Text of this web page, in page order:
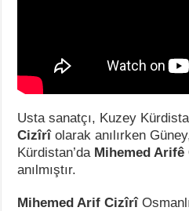
Usta sanatçı, Kuzey
Cizîrîolarak anılırken
Kürdistan’da Mihemed Arifê
anılmıştır.
Mihemed Arif Cizîrî